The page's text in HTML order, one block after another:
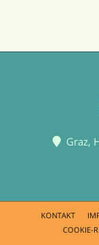
Graz,
KONTAKT
COOKIE-